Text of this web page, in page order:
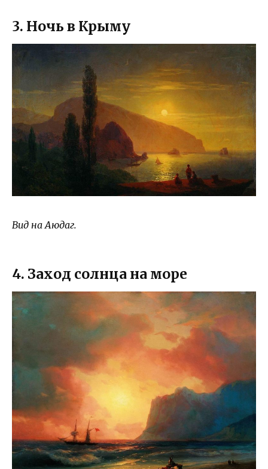
3. Ночь в Крыму
Вид на Аюдаг.
4. Заход солнца на море